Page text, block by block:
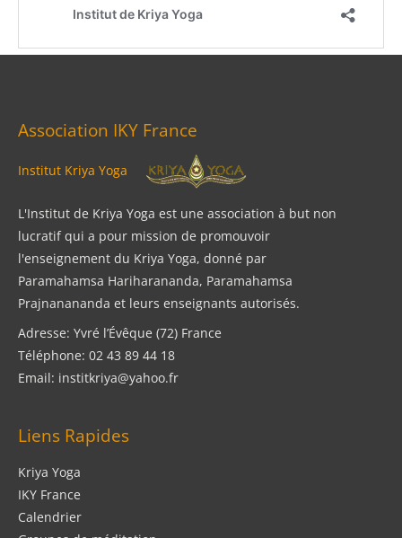
Association IKY France
Institut Kriya Yoga
L'Institut de Kriya Yoga est une association à but non
lucratif qui a pour mission de promouvoir
l'enseignement du Kriya Yoga, donné par
Paramahamsa Hariharananda, Paramahamsa
Prajnanananda et leurs enseignants autorisés.
Adresse: Yvré l’Évêque (72) France
Téléphone: 02 43 89 44 18
Email: institkriya@yahoo.fr
Liens Rapides
Kriya Yoga
IKY France
Calendrier